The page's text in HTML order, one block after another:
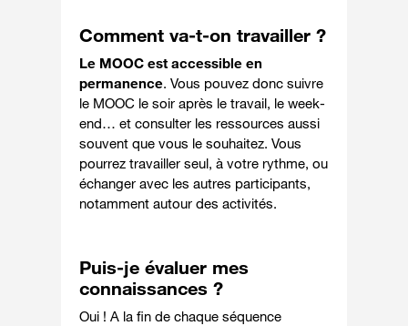
Comment va-t-on travailler ?
Le MOOC est accessible en
permanence. Vous pouvez donc suivre
le MOOC le soir après le travail, le week-
end… et consulter les ressources aussi
souvent que vous le souhaitez. Vous
pourrez travailler seul, à votre rythme, ou
échanger avec les autres participants,
notamment autour des activités.
Puis-je évaluer mes
connaissances ?
Oui ! A la fin de chaque séquence